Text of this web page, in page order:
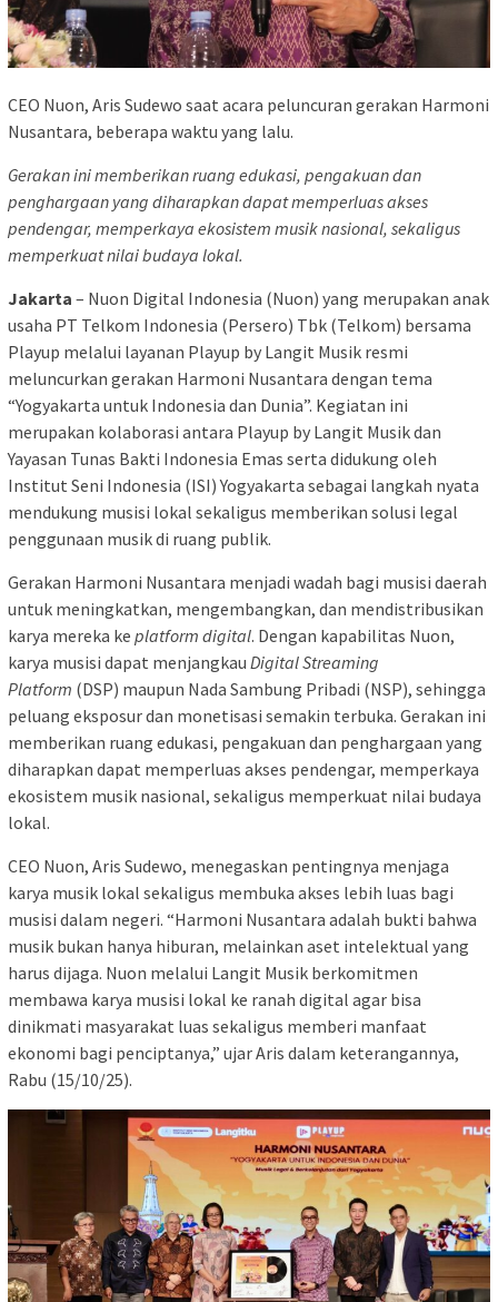
CEO Nuon, Aris Sudewo saat acara peluncuran gerakan Harmoni
Nusantara, beberapa waktu yang lalu.
Gerakan ini memberikan ruang edukasi, pengakuan dan
penghargaan yang diharapkan dapat memperluas akses
pendengar, memperkaya ekosistem musik nasional, sekaligus
memperkuat nilai budaya lokal.
Jakarta – Nuon Digital Indonesia (Nuon) yang merupakan anak
usaha PT Telkom Indonesia (Persero) Tbk (Telkom) bersama
Playup melalui layanan Playup by Langit Musik resmi
meluncurkan gerakan Harmoni Nusantara dengan tema
“Yogyakarta untuk Indonesia dan Dunia”. Kegiatan ini
merupakan kolaborasi antara Playup by Langit Musik dan
Yayasan Tunas Bakti Indonesia Emas serta didukung oleh
Institut Seni Indonesia (ISI) Yogyakarta sebagai langkah nyata
mendukung musisi lokal sekaligus memberikan solusi legal
penggunaan musik di ruang publik.
Gerakan Harmoni Nusantara menjadi wadah bagi musisi daerah
untuk meningkatkan, mengembangkan, dan mendistribusikan
karya mereka ke platform digital. Dengan kapabilitas Nuon,
karya musisi dapat menjangkau Digital Streaming
Platform (DSP) maupun Nada Sambung Pribadi (NSP), sehingga
peluang eksposur dan monetisasi semakin terbuka. Gerakan ini
memberikan ruang edukasi, pengakuan dan penghargaan yang
diharapkan dapat memperluas akses pendengar, memperkaya
ekosistem musik nasional, sekaligus memperkuat nilai budaya
lokal.
CEO Nuon, Aris Sudewo, menegaskan pentingnya menjaga
karya musik lokal sekaligus membuka akses lebih luas bagi
musisi dalam negeri. “Harmoni Nusantara adalah bukti bahwa
musik bukan hanya hiburan, melainkan aset intelektual yang
harus dijaga. Nuon melalui Langit Musik berkomitmen
membawa karya musisi lokal ke ranah digital agar bisa
dinikmati masyarakat luas sekaligus memberi manfaat
ekonomi bagi penciptanya,” ujar Aris dalam keterangannya,
Rabu (15/10/25).